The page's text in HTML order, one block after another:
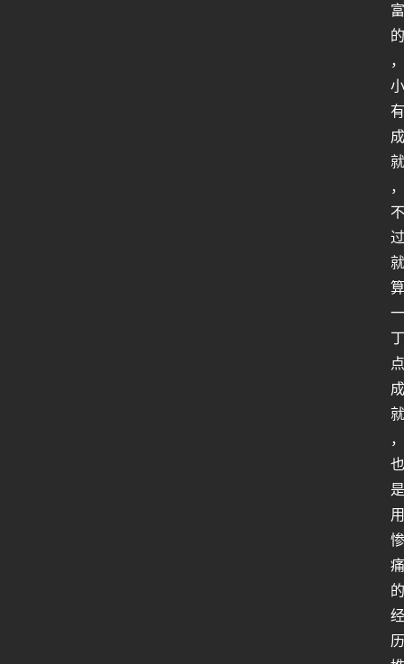
富
的
，
小
有
成
就
，
不
过
就
算
一
丁
点
成
就
，
也
是
用
惨
痛
的
经
历